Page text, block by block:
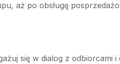
aż po obsługę
się w dialog z odbiorcami i